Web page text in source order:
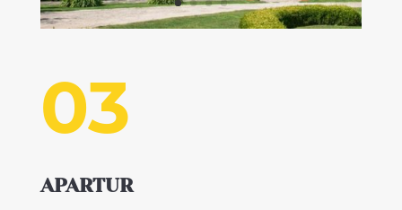
03
APARTUR